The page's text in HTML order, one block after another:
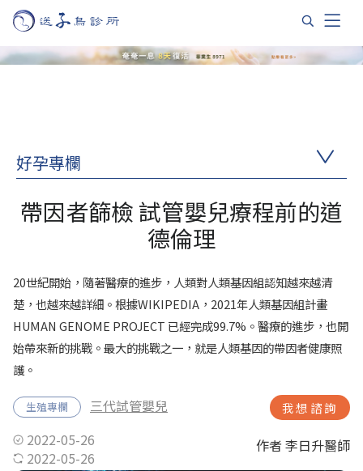
好孕專欄
帶因者篩檢 試管嬰兒療程前的道
德倫理
20世紀開始，隨著醫療的進步，人類對人類基因組認知越來越清
楚，也越來越詳細。根據WIKIPEDIA，2021年人類基因組計畫
HUMAN GENOME PROJECT 已經完成99.7%。醫療的進步，也開
始帶來新的挑戰。最大的挑戰之一，就是人類基因的帶因者健康照
護。
生殖專欄 三代試管嬰兒 我想諮詢
2022-05-26
2022-05-26
作者 李日升醫師